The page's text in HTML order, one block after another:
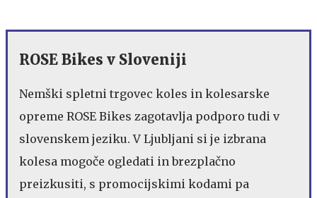
ROSE Bikes v Sloveniji
Nemški spletni trgovec koles in kolesarske
opreme ROSE Bikes zagotavlja podporo tudi v
slovenskem jeziku. V Ljubljani si je izbrana
kolesa mogoče ogledati in brezplačno
preizkusiti, s promocijskimi kodami pa